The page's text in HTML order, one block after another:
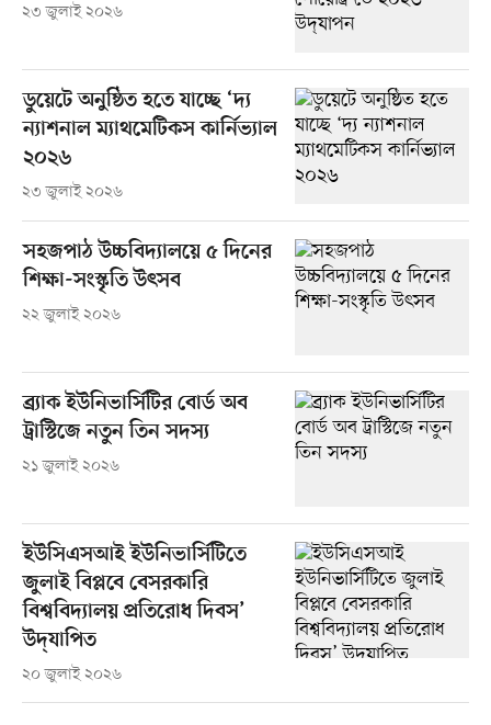
২৩ জুলাই ২০২৬
ডুয়েটে অনুষ্ঠিত হতে যাচ্ছে ‘দ্য
ন্যাশনাল ম্যাথমেটিকস কার্নিভ্যাল
২০২৬
২৩ জুলাই ২০২৬
সহজপাঠ উচ্চবিদ্যালয়ে ৫ দিনের
শিক্ষা-সংস্কৃতি উৎসব
২২ জুলাই ২০২৬
ব্র্যাক ইউনিভার্সিটির বোর্ড অব
ট্রাস্টিজে নতুন তিন সদস্য
২১ জুলাই ২০২৬
ইউসিএসআই ইউনিভার্সিটিতে
জুলাই বিপ্লবে বেসরকারি
বিশ্ববিদ্যালয় প্রতিরোধ দিবস’
উদ্‌যাপিত
২০ জুলাই ২০২৬